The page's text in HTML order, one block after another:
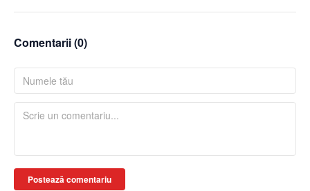
Comentarii (0)
Postează comentariu